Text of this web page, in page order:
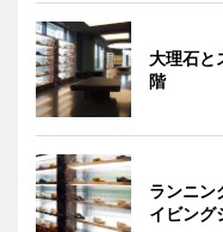
大理石と
階
ランニン
イビング